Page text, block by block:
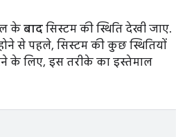
के बाद सिस्टम की स्थिति देखी जाए.
से पहले, सिस्टम की कुछ स्थितियों
के लिए, इस तरीके का इस्तेमाल